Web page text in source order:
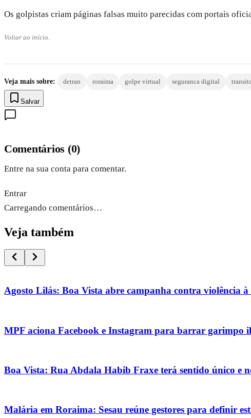
Os golpistas criam páginas falsas muito parecidas com portais
Voltar ao início.
Veja mais sobre: detran roraima golpe virtual seguranca digital
Salvar
Comentários (0)
Entre na sua conta para comentar.
Entrar
Carregando comentários…
Veja também
Agosto Lilás: Boa Vista abre campanha contra violência à
MPF aciona Facebook e Instagram para barrar garimpo
Boa Vista: Rua Abdala Habib Fraxe terá sentido único e
Malária em Roraima: Sesau reúne gestores para definir